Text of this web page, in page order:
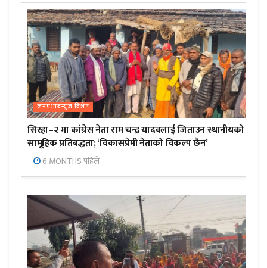
जनप्रभाबन्युज विशेष
सिरहा–२ मा कांग्रेस नेता राम चन्द्र यादवलाई जिताउन स्थानीयको
सामूहिक प्रतिबद्धता; ‘विकासप्रेमी नेताको विकल्प छैन’
6 MONTHS पहिले